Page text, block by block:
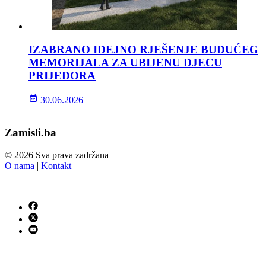
IZABRANO IDEJNO RJEŠENJE BUDUĆEG
MEMORIJALA ZA UBIJENU DJECU
PRIJEDORA
30.06.2026
Zamisli.ba
© 2026 Sva prava zadržana
O nama | Kontakt